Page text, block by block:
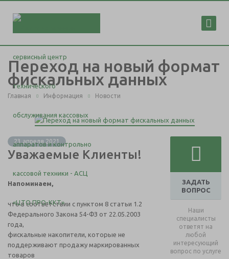
Переход на новый формат
фискальных данных
Главная Информация Новости
ЗАДАТЬ
ВОПРОС
Наши
специалисты
ответят на
любой
интересующий
вопрос по услуге
23 апреля 2021
Уважаемые Клиенты!
Напоминаем,
что в соответствии с пунктом 8 статьи 1.2
Федерального Закона 54-ФЗ от 22.05.2003
года,
фискальные накопители, которые не
поддерживают продажу маркированных
товаров